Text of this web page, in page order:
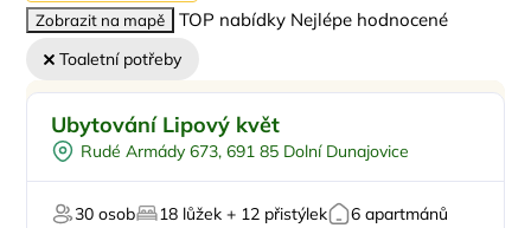
Zobrazit na mapě TOP nabídky Nejlépe hodnocené
Toaletní potřeby
Dětská postýlka
Venkovní gril
Pro milovníky vína
Ubytování Lipový květ
Rudé Armády 673, 691 85 Dolní Dunajovice
30 osob 18 lůžek + 12 přistýlek 6 apartmánů